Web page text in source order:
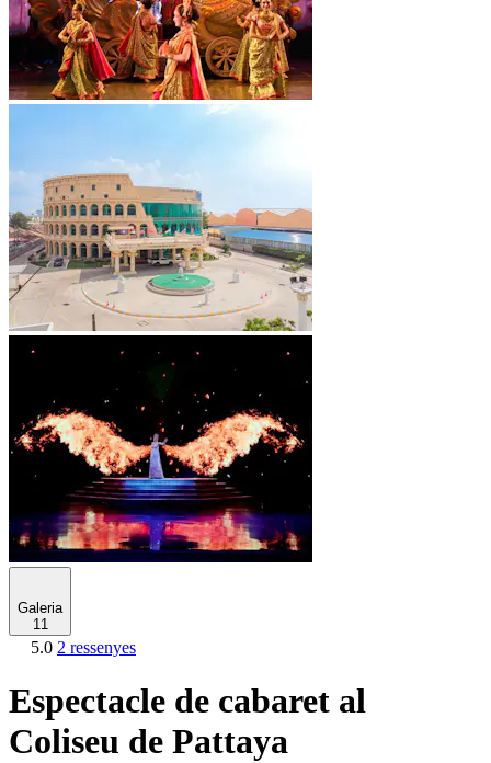
Galeria
11
5.0 2 ressenyes
Espectacle de cabaret al
Coliseu de Pattaya